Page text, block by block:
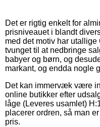
Det er rigtig enkelt for
prisniveauet i blandt
med det motiv har
tvunget til at nedbringe
babyer og børn, og
markant, og endda nogle
Det kan immervæk være
online butikker efter
låge (Leveres usamlet)
placerer ordren, så man
pris.